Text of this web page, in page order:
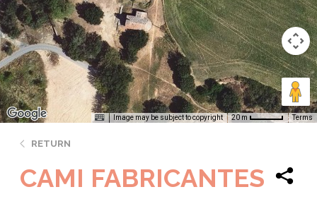
Image may be subject to copyright 20 m Terms
RETURN
CAMI FABRICANTES